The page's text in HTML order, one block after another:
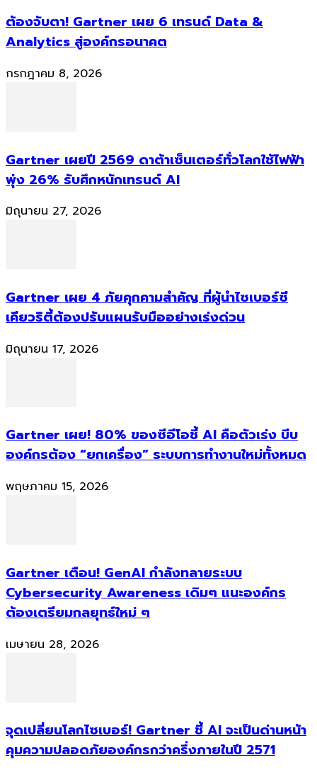
ต้องจับตา! Gartner เผย 6 เทรนด์ Data &
Analytics สู่องค์กรอนาคต
กรกฎาคม 8, 2026
Gartner เผยปี 2569 ดาต้าเซ็นเตอร์ทั่วโลกใช้ไฟฟ้า
พุ่ง 26% รับศึกหนักเทรนด์ AI
มิถุนายน 27, 2026
Gartner เผย 4 ภัยคุกคามสำคัญ ที่ผู้นำไซเบอร์ซี
เคียวริตี้ต้องปรับแผนรับมืออย่างเร่งด่วน
มิถุนายน 17, 2026
Gartner เผย! 80% ของซีอีโอชี้ AI คือตัวเร่ง บีบ
องค์กรต้อง “ยกเครื่อง” ระบบการทำงานใหม่ทั้งหมด
พฤษภาคม 15, 2026
Gartner เตือน! GenAI กำลังทลายระบบ
Cybersecurity Awareness เดิมๆ แนะองค์กร
ต้องเตรียมกลยุทธ์ใหม่ ๆ
เมษายน 28, 2026
จุดเปลี่ยนโลกไซเบอร์! Gartner ชี้ AI จะเป็นด่านหน้า
คุมความปลอดภัยองค์กรกว่าครึ่งภายในปี 2571